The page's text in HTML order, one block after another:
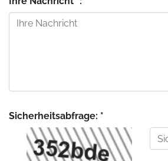
Sicherheitsabfrage: *